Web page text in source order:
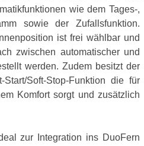
wie dem Tages-,
sowie der Zufallsfunktion.
ist frei wählbar und
zwischen automatischer und
werden. Zudem besitzt der
Soft-Stop-Funktion die für
Komfort sorgt und zusätzlich
zur Integration ins DuoFern